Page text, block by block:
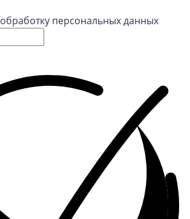
обработку персональных данных